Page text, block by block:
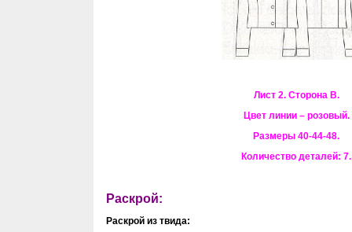
Лист 2. Сторона В.
Цвет линии – розовый.
Размеры 40-44-48.
Количество деталей: 7.
Раскрой:
Раскрой из твида: